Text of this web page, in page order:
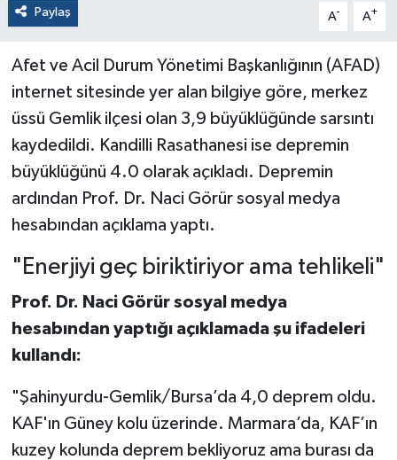
Paylaş A- A+
Afet ve Acil Durum Yönetimi Başkanlığının (AFAD)
internet sitesinde yer alan bilgiye göre, merkez
üssü Gemlik ilçesi olan 3,9 büyüklüğünde sarsıntı
kaydedildi. Kandilli Rasathanesi ise depremin
büyüklüğünü 4.0 olarak açıkladı. Depremin
ardından Prof. Dr. Naci Görür sosyal medya
hesabından açıklama yaptı.
"Enerjiyi geç biriktiriyor ama tehlikeli"
Prof. Dr. Naci Görür sosyal medya
hesabından yaptığı açıklamada şu ifadeleri
kullandı:
"Şahinyurdu-Gemlik/Bursa’da 4,0 deprem oldu.
KAF'ın Güney kolu üzerinde. Marmara’da, KAF’ın
kuzey kolunda deprem bekliyoruz ama burası da